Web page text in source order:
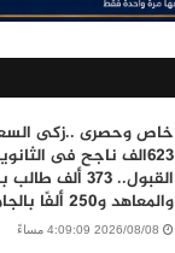
خاص وحصرى ..زكى
٦٢٣الف ناجح فى
القبول.. 373
والمعاهد و250 ألفًا بالجامعات الأهلية والخاصة
2026/08/08 4:09:09 مساءً